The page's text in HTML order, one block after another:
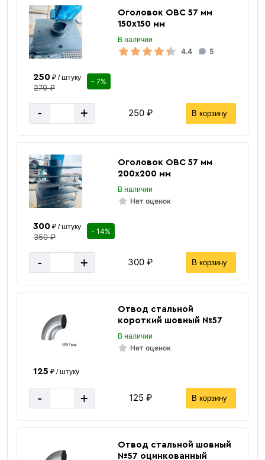
Оголовок ОВС 57 мм
150х150 мм
В наличии
4.4 5
250₽ / штуку
270 ₽
- 7%
- + 250 ₽ В корзину
Оголовок ОВС 57 мм
200х200 мм
В наличии
Нет оценок
300₽ / штуку
350 ₽
- 14%
- + 300 ₽ В корзину
Отвод стальной
короткий шовный №57
В наличии
Нет оценок
125 ₽ / штуку
- + 125 ₽ В корзину
Отвод стальной шовный
№57 оцинкованный